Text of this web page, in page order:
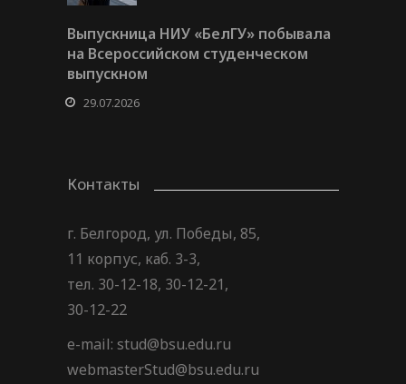
Выпускница НИУ «БелГУ» побывала
на Всероссийском студенческом
выпускном
29.07.2026
Контакты
г. Белгород, ул. Победы, 85,
11 корпус, каб. 3-3,
тел. 30-12-18, 30-12-21,
30-12-22
e-mail: stud@bsu.edu.ru
webmasterStud@bsu.edu.ru